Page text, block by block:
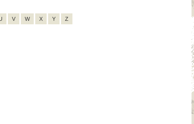
V W X Y Z